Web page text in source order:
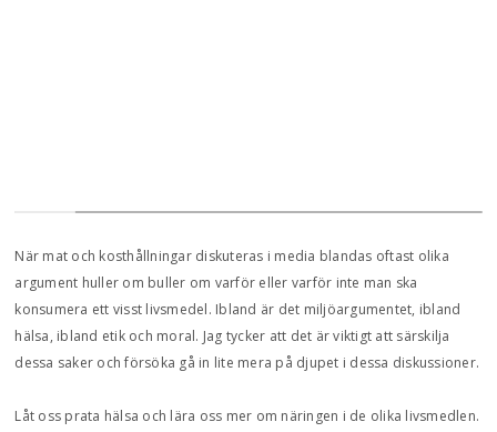
När mat och kosthållningar diskuteras i media blandas oftast olika
argument huller om buller om varför eller varför inte man ska
konsumera ett visst livsmedel. Ibland är det miljöargumentet, ibland
hälsa, ibland etik och moral. Jag tycker att det är viktigt att särskilja
dessa saker och försöka gå in lite mera på djupet i dessa diskussioner.
Låt oss prata hälsa och lära oss mer om näringen i de olika livsmedlen.